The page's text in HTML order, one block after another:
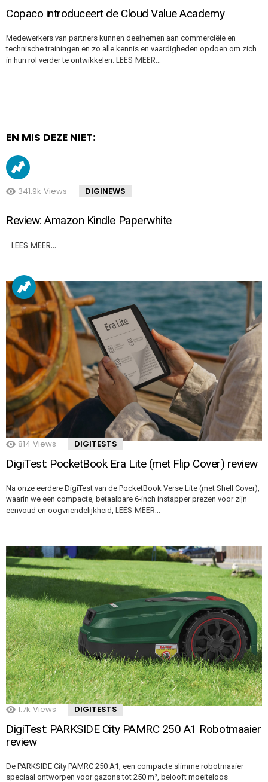
Copaco introduceert de Cloud Value Academy
Medewerkers van partners kunnen deelnemen aan commerciële en
technische trainingen en zo alle kennis en vaardigheden opdoen om zich
in hun rol verder te ontwikkelen. LEES MEER…
EN MIS DEZE NIET:
341.9k Views DIGINEWS
Review: Amazon Kindle Paperwhite
LEES MEER…
814 Views DIGITESTS
DigiTest: PocketBook Era Lite (met Flip Cover) review
Na onze eerdere DigiTest van de PocketBook Verse Lite (met Shell Cover),
waarin we een compacte, betaalbare 6-inch instapper prezen voor zijn
eenvoud en oogvriendelijkheid, LEES MEER…
1.7k Views DIGITESTS
DigiTest: PARKSIDE City PAMRC 250 A1 Robotmaaier
review
De PARKSIDE City PAMRC 250 A1, een compacte slimme robotmaaier
speciaal ontworpen voor gazons tot 250 m², belooft moeiteloos